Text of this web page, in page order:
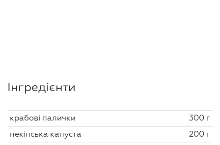
Інгредієнти
крабові палички 300 г
пекінська капуста 200 г